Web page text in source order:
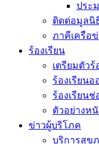
ประ
ติดต่อมูลนิ
ภาคีเครือ
ร้องเรียน
เตรียมตัวร้
ร้องเรียน
ร้องเรียน
ตัวอย่างห
ข่าวผู้บริโภค
บริการสุข